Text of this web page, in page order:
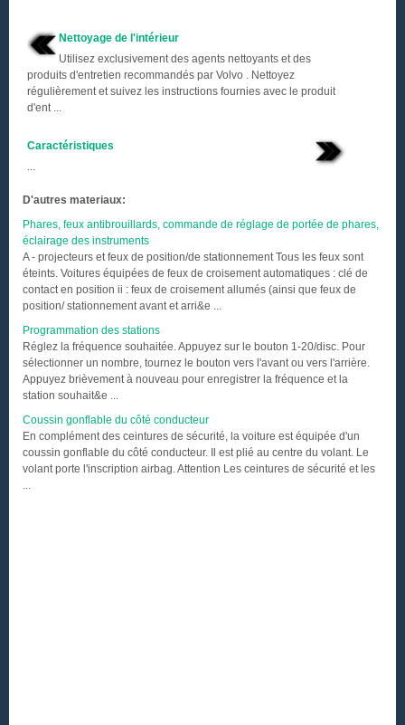
Nettoyage de l'intérieur
Utilisez exclusivement des agents nettoyants et des
produits d'entretien recommandés par Volvo . Nettoyez
régulièrement et suivez les instructions fournies avec le produit
d'ent ...
Caractéristiques
...
D'autres materiaux:
Phares, feux antibrouillards, commande de réglage de portée de phares,
éclairage des instruments
A - projecteurs et feux de position/de stationnement Tous les feux sont
éteints. Voitures équipées de feux de croisement automatiques : clé de
contact en position ii : feux de croisement allumés (ainsi que feux de
position/ stationnement avant et arri&e ...
Programmation des stations
Réglez la fréquence souhaitée. Appuyez sur le bouton 1-20/disc. Pour
sélectionner un nombre, tournez le bouton vers l'avant ou vers l'arrière.
Appuyez brièvement à nouveau pour enregistrer la fréquence et la
station souhait&e ...
Coussin gonflable du côté conducteur
En complément des ceintures de sécurité, la voiture est équipée d'un
coussin gonflable du côté conducteur. Il est plié au centre du volant. Le
volant porte l'inscription airbag. Attention Les ceintures de sécurité et les
...